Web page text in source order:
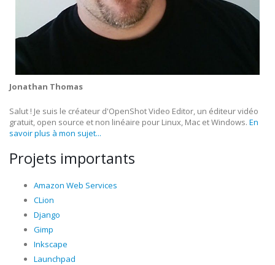
Jonathan Thomas
Salut ! Je suis le créateur d'OpenShot Video Editor, un éditeur vidéo
gratuit, open source et non linéaire pour Linux, Mac et Windows. En
savoir plus à mon sujet...
Projets importants
Amazon Web Services
CLion
Django
Gimp
Inkscape
Launchpad